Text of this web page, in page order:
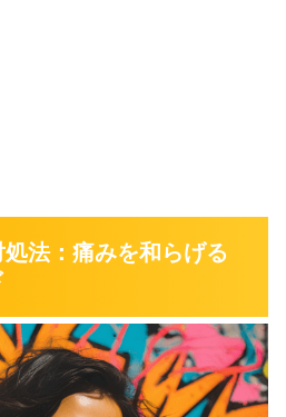
法：痛みを和らげる